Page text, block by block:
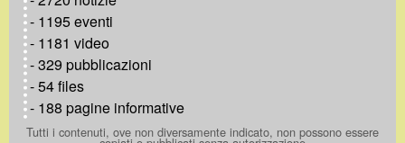
- 1195 eventi
- 1181 video
- 329 pubblicazioni
- 54 files
- 188 pagine informative
Tutti i contenuti, ove non diversamente indicato, non possono essere